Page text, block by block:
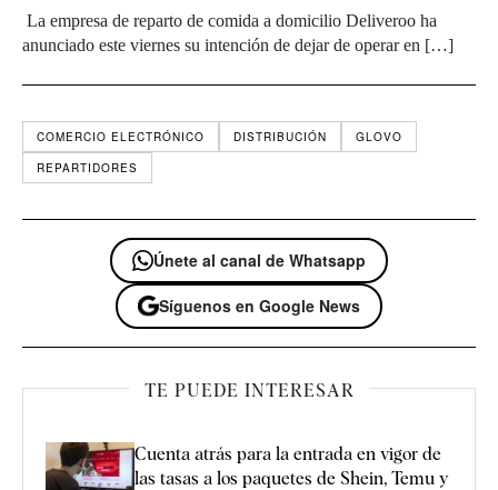
La empresa de reparto de comida a domicilio Deliveroo ha
anunciado este viernes su intención de dejar de operar en […]
COMERCIO ELECTRÓNICO DISTRIBUCIÓN
GLOVO
REPARTIDORES
Únete al canal de Whatsapp
Síguenos en Google News
TE PUEDE INTERESAR
Cuenta atrás para la entrada en vigor de
las tasas a los paquetes de Shein, Temu y